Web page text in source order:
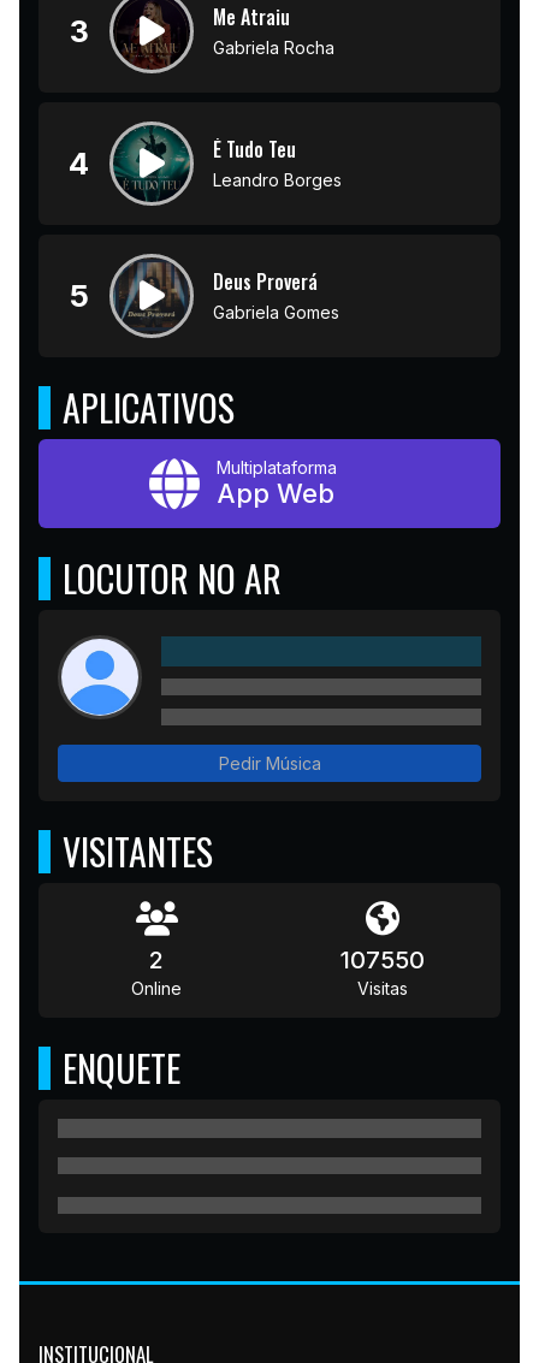
3 Me Atraiu
Gabriela Rocha
4 É Tudo Teu
Leandro Borges
5 Deus Proverá
Gabriela Gomes
APLICATIVOS
Multiplataforma
App Web
LOCUTOR NO AR
Pedir Música
VISITANTES
2
Online
107550
Visitas
ENQUETE
INSTITUCIONAL